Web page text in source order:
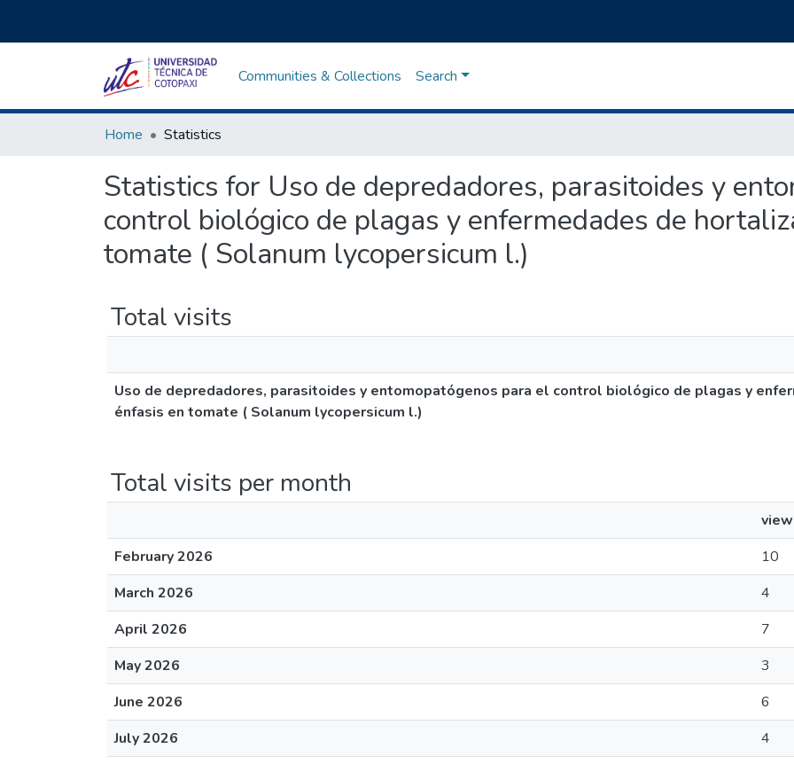
Communities & Collections Search
Home Statistics
Statistics for Uso de depredadores, parasitoides y
control biológico de plagas y enfermedades de
tomate ( Solanum lycopersicum l.)
Total visits
Uso de depredadores, parasitoides y entomopatógenos para el control biológico de plagas y
énfasis en tomate ( Solanum lycopersicum l.)
Total visits per month
February 2026
10
March 2026
4
April 2026
7
May 2026
3
June 2026
6
July 2026
4